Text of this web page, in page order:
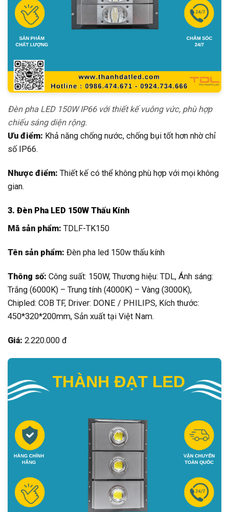
Đèn pha LED 150W IP66 với thiết kế vuông vức, phù hợp
chiếu sáng diện rộng.
Ưu điểm: Khả năng chống nước, chống bụi tốt hơn nhờ chỉ
số IP66.
Nhược điểm: Thiết kế có thể không phù hợp với mọi không
gian.
3. Đèn Pha LED 150W Thấu Kính
Mã sản phẩm: TDLF-TK150
Tên sản phẩm: Đèn pha led 150w thấu kính
Thông số: Công suất: 150W, Thương hiệu: TDL, Ánh sáng:
Trắng (6000K) – Trung tính (4000K) – Vàng (3000K),
Chipled: COB TF, Driver: DONE / PHILIPS, Kích thước:
450*320*200mm, Sản xuất tại Việt Nam.
Giá: 2.220.000 đ